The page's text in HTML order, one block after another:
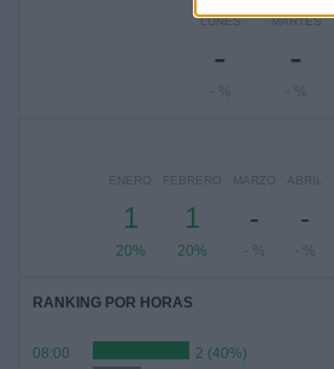
LUNES
-
- %
MARTES
-
- %
ENERO
1
20%
FEBRERO
1
20%
MARZO
-
- %
ABRIL
-
- %
RANKING POR HORAS
08:00
2 (40%)